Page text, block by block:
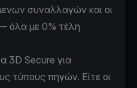
συναλλαγών και οι
όλα με 0% τέλη
3D Secure για
τύπους πηγών. Είτε οι